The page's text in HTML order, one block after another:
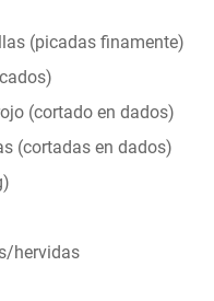
(picadas finamente)
(cortado en dados)
(cortadas en dados)
hervidas